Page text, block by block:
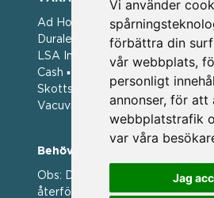
Vi använder
förbättra din
vår webbplats,
personligt
annonser, för att
webbplatstrafik
var våra
Jag
Ad Hoc ▪ Bialetti ▪ Cole & Mason
Duralex ▪ Forged ▪ G3 Ferrari ▪
LSA International ▪ Laguiole
Cash ▪ Pintinox ▪ Plate-it ▪ Price
Skottsberg ▪ Scandinavian Home
Vacuvin ▪ Viners ▪ Zack ▪ Zyliss
Behöver du hjälp att beställa?
Obs: Detta är en webshop
återförsäljare.